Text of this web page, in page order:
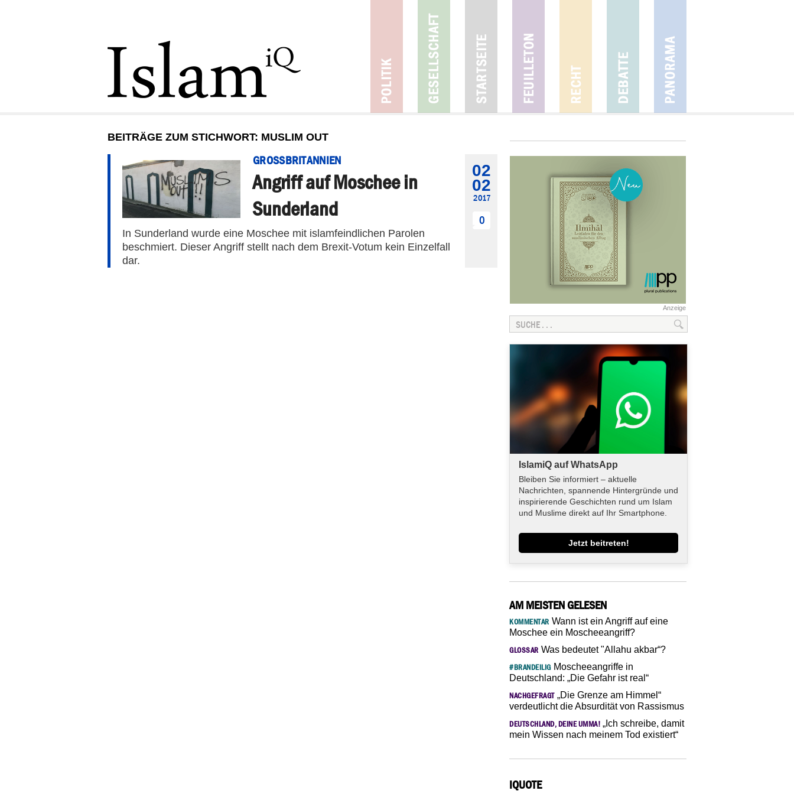
BEITRÄGE ZUM STICHWORT: MUSLIM OUT
GROSSBRITANNIEN
Angriff auf Moschee in
Sunderland
In Sunderland wurde eine Moschee mit islamfeindlichen Parolen
beschmiert. Dieser Angriff stellt nach dem Brexit-Votum kein Einzelfall
dar.
02
02
2017
0
Anzeige
IslamiQ auf WhatsApp
Bleiben Sie informiert – aktuelle
Nachrichten, spannende Hintergründe und
inspirierende Geschichten rund um Islam
und Muslime direkt auf Ihr Smartphone.
Jetzt beitreten!
AM MEISTEN GELESEN
KOMMENTAR Wann ist ein Angriff auf eine
Moschee ein Moscheeangriff?
GLOSSAR Was bedeutet "Allahu akbar“?
#BRANDEILIGMoscheeangriffe in
Deutschland: „Die Gefahr ist real“
NACHGEFRAGT„Die Grenze am Himmel“
verdeutlicht die Absurdität von Rassismus
DEUTSCHLAND, DEINE UMMA! „Ich schreibe, damit
mein Wissen nach meinem Tod existiert“
IQUOTE